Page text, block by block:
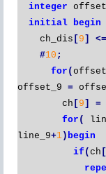
integer
initial
begin
ch_dis [ 9 ] <=
#10 ;
for (
offset_9 =
ch [ 9 ] =
for (
line_9+1) begin
if ( ch [